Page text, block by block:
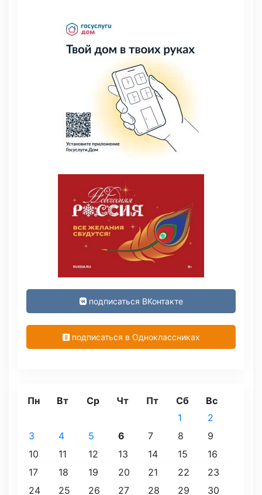
подписаться ВКонтакте
подписаться в Одноклассниках
Пн Вт Ср Чт Пт Сб
Вс
1
2
3
4 5 6 7 8
9
10
11 12 13 14 15
16
17
18 19 20 21 22
23
24
25 26 27 28 29 30